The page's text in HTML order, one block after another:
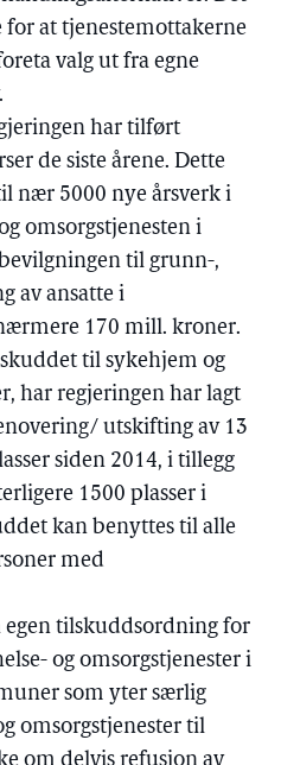
for at tjenestemottakerne
valg ut fra egne
har tilført
de siste årene. Dette
nær 5000 nye årsverk i
omsorgstjenesten i
til grunn-,
av ansatte i
170 mill. kroner.
til sykehjem og
har regjeringen har lagt
utskifting av 13
siden 2014, i tillegg
1500 plasser i
kan benyttes til alle
med
egen tilskuddsordning for
og omsorgstjenester i
som yter særlig
omsorgstjenester til